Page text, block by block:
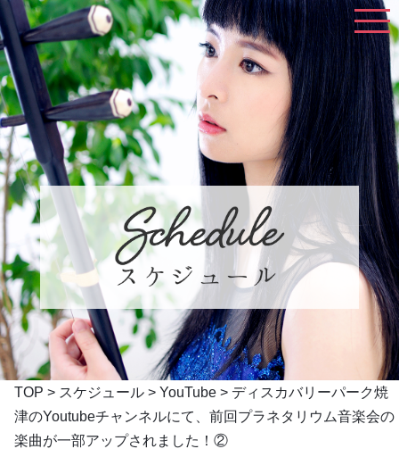
TOP > スケジュール > YouTube > ディスカバリーパーク焼
津のYoutubeチャンネルにて、前回プラネタリウム音楽会の
楽曲が一部アップされました！②